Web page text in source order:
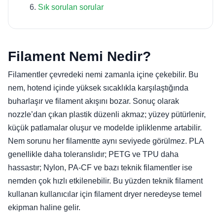
Sık sorulan sorular
Filament Nemi Nedir?
Filamentler çevredeki nemi zamanla içine çekebilir. Bu
nem, hotend içinde yüksek sıcaklıkla karşılaştığında
buharlaşır ve filament akışını bozar. Sonuç olarak
nozzle’dan çıkan plastik düzenli akmaz; yüzey pütürlenir,
küçük patlamalar oluşur ve modelde ipliklenme artabilir.
Nem sorunu her filamentte aynı seviyede görülmez. PLA
genellikle daha toleranslıdır; PETG ve TPU daha
hassastır; Nylon, PA-CF ve bazı teknik filamentler ise
nemden çok hızlı etkilenebilir. Bu yüzden teknik filament
kullanan kullanıcılar için filament dryer neredeyse temel
ekipman haline gelir.